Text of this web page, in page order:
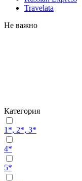
Travelata
Не важно
Категория
1*, 2*, 3*
4*
5*